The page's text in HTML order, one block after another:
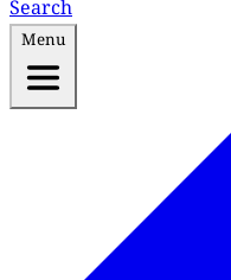
Search
Menu